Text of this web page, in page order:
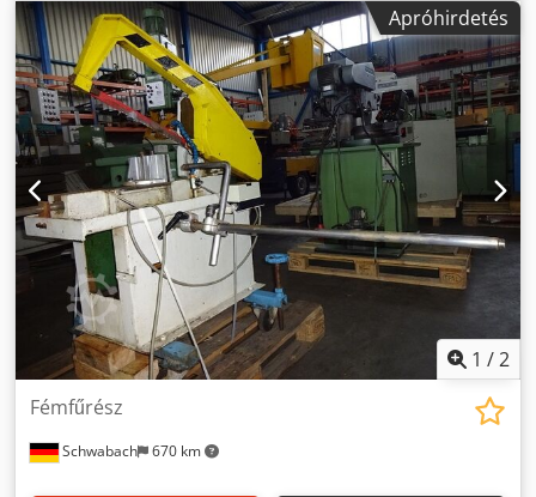
mérete: 400 x 30 x 1,5 mm 2 előtolási sebesség pólusváltós
motorral: 16 és 32 m/perc Hajtómotor: 380 V, 0,9 kW Súly:
170 kg Helyigény: 1190 x 480 x 1300 mm
Apróhirdetés
1 /2
Schwabach 670 km
Fémfűrész